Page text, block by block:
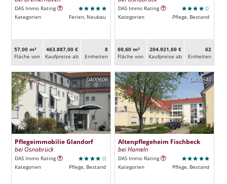
DAS Immo Rating
Kategorien
Ferien, Neubau
57,00 m²
Fläche von
463.887,00 €
Kaufpreise ab
8
Ein­heiten
DAS Immo Rating
Kategorien
Pflege, Bestand
69,60 m²
Fläche von
204.921,69 €
Kaufpreise ab
62
Ein­heiten
DA00606
Pflegeimmobilie Glandorf
bei Osnabrück
DAS Immo Rating
Kategorien
Pflege, Bestand
DA00640
Altenpflegeheim Fischbeck
bei Hameln
DAS Immo Rating
Kategorien
Pflege, Bestand